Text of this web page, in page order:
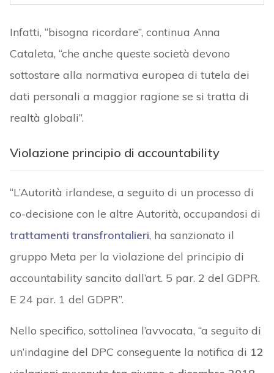
Infatti, “bisogna ricordare”, continua Anna
Cataleta, “che anche queste società devono
sottostare alla normativa europea di tutela dei
dati personali a maggior ragione se si tratta di
realtà globali”.
Violazione principio di accountability
“L’Autorità irlandese, a seguito di un processo di
co-decisione con le altre Autorità, occupandosi di
trattamenti transfrontalieri, ha sanzionato il
gruppo Meta per la violazione del principio di
accountability sancito dall’art. 5 par. 2 del GDPR.
E 24 par. 1 del GDPR”.
Nello specifico, sottolinea l’avvocata, “a seguito di
un’indagine del DPC conseguente la notifica di 12